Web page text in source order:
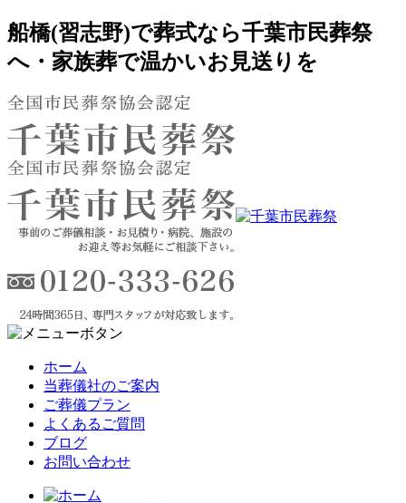
船橋(習志野)で葬式なら千葉市民葬祭
へ・家族葬で温かいお見送りを
ホーム
当葬儀社のご案内
ご葬儀プラン
よくあるご質問
ブログ
お問い合わせ